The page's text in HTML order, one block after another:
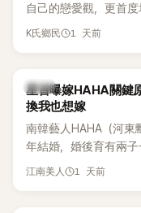
自己的戀愛觀，更首
表示，當時選擇瀟灑
K氏鄉民 1 天前
韓星
星首曝嫁HAHA關鍵
換我也想嫁
南韓藝人HAHA（河東
年結婚，婚後育有兩
國演藝圈公認的模範
江南美人 1 天前